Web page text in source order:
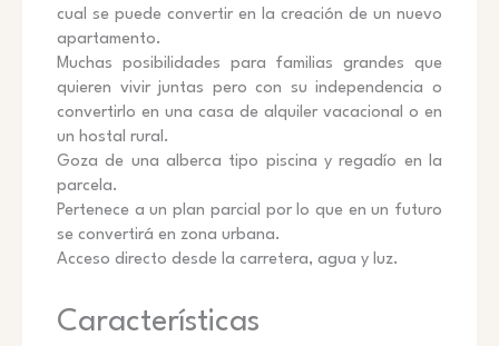
cual se puede convertir en la creación de un nuevo
apartamento.
Muchas posibilidades para familias grandes que
quieren vivir juntas pero con su independencia o
convertirlo en una casa de alquiler vacacional o en
un hostal rural.
Goza de una alberca tipo piscina y regadío en la
parcela.
Pertenece a un plan parcial por lo que en un futuro
se convertirá en zona urbana.
Acceso directo desde la carretera, agua y luz.
Características